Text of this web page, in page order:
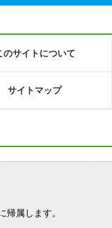
のサイトについて
サイトマップ
帰属します。